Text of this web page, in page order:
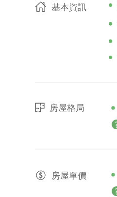
基本資訊
房屋格局
房屋單價